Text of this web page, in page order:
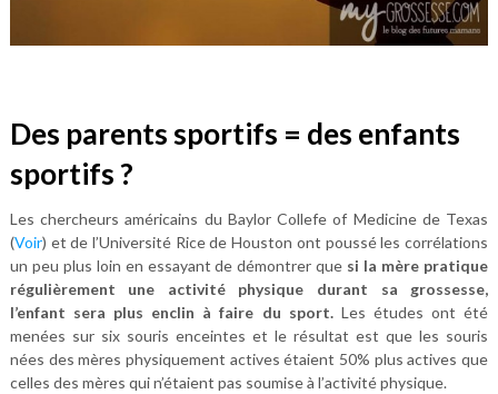
Des parents sportifs = des enfants
sportifs ?
Les chercheurs américains du Baylor Collefe of Medicine de Texas
(Voir) et de l’Université Rice de Houston ont poussé les corrélations
un peu plus loin en essayant de démontrer que si la mère pratique
régulièrement une activité physique durant sa grossesse,
l’enfant sera plus enclin à faire du sport.Les études ont été
menées sur six souris enceintes et le résultat est que les souris
nées des mères physiquement actives étaient 50% plus actives que
celles des mères qui n’étaient pas soumise à l’activité physique.